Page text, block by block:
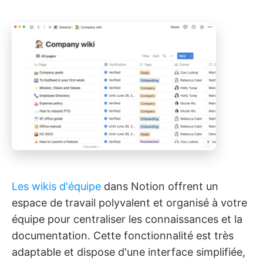
Les wikis d'équipe dans Notion offrent un
espace de travail polyvalent et organisé à votre
équipe pour centraliser les connaissances et la
documentation. Cette fonctionnalité est très
adaptable et dispose d'une interface simplifiée,